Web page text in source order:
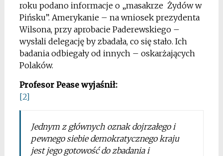
roku podano informacje o „masakrze Żydów w
Pińsku”. Amerykanie – na wniosek prezydenta
Wilsona, przy aprobacie Paderewskiego –
wysłali delegację by zbadała, co się stało. Ich
badania odbiegały od innych – oskarżających
Polaków.
Profesor Pease wyjaśnił:
[2]
Jednym z głównych oznak dojrzałego i
pewnego siebie demokratycznego kraju
jest jego gotowość do zbadania i